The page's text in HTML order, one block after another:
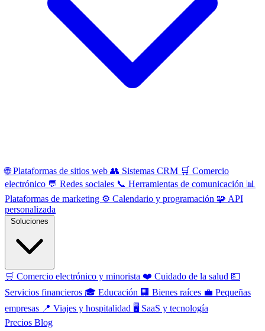
🌐Plataformas de sitios web 👥 Sistemas CRM 🛒 Comercio
electrónico 💬 Redes sociales 📞 Herramientas de comunicación 📊
Plataformas de marketing ⚙️ Calendario y programación 🧩 API
personalizada
🛒 Comercio electrónico y minorista ❤️ Cuidado de la salud 💵
Servicios financieros 🎓 Educación 🏢 Bienes raíces 💼 Pequeñas
empresas 📍 Viajes y hospitalidad 🖥️ SaaS y tecnología
Precios Blog